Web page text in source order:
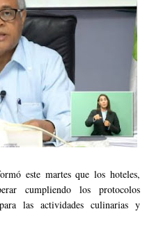
este martes que los hoteles,
cumpliendo los protocolos
las actividades culinarias y